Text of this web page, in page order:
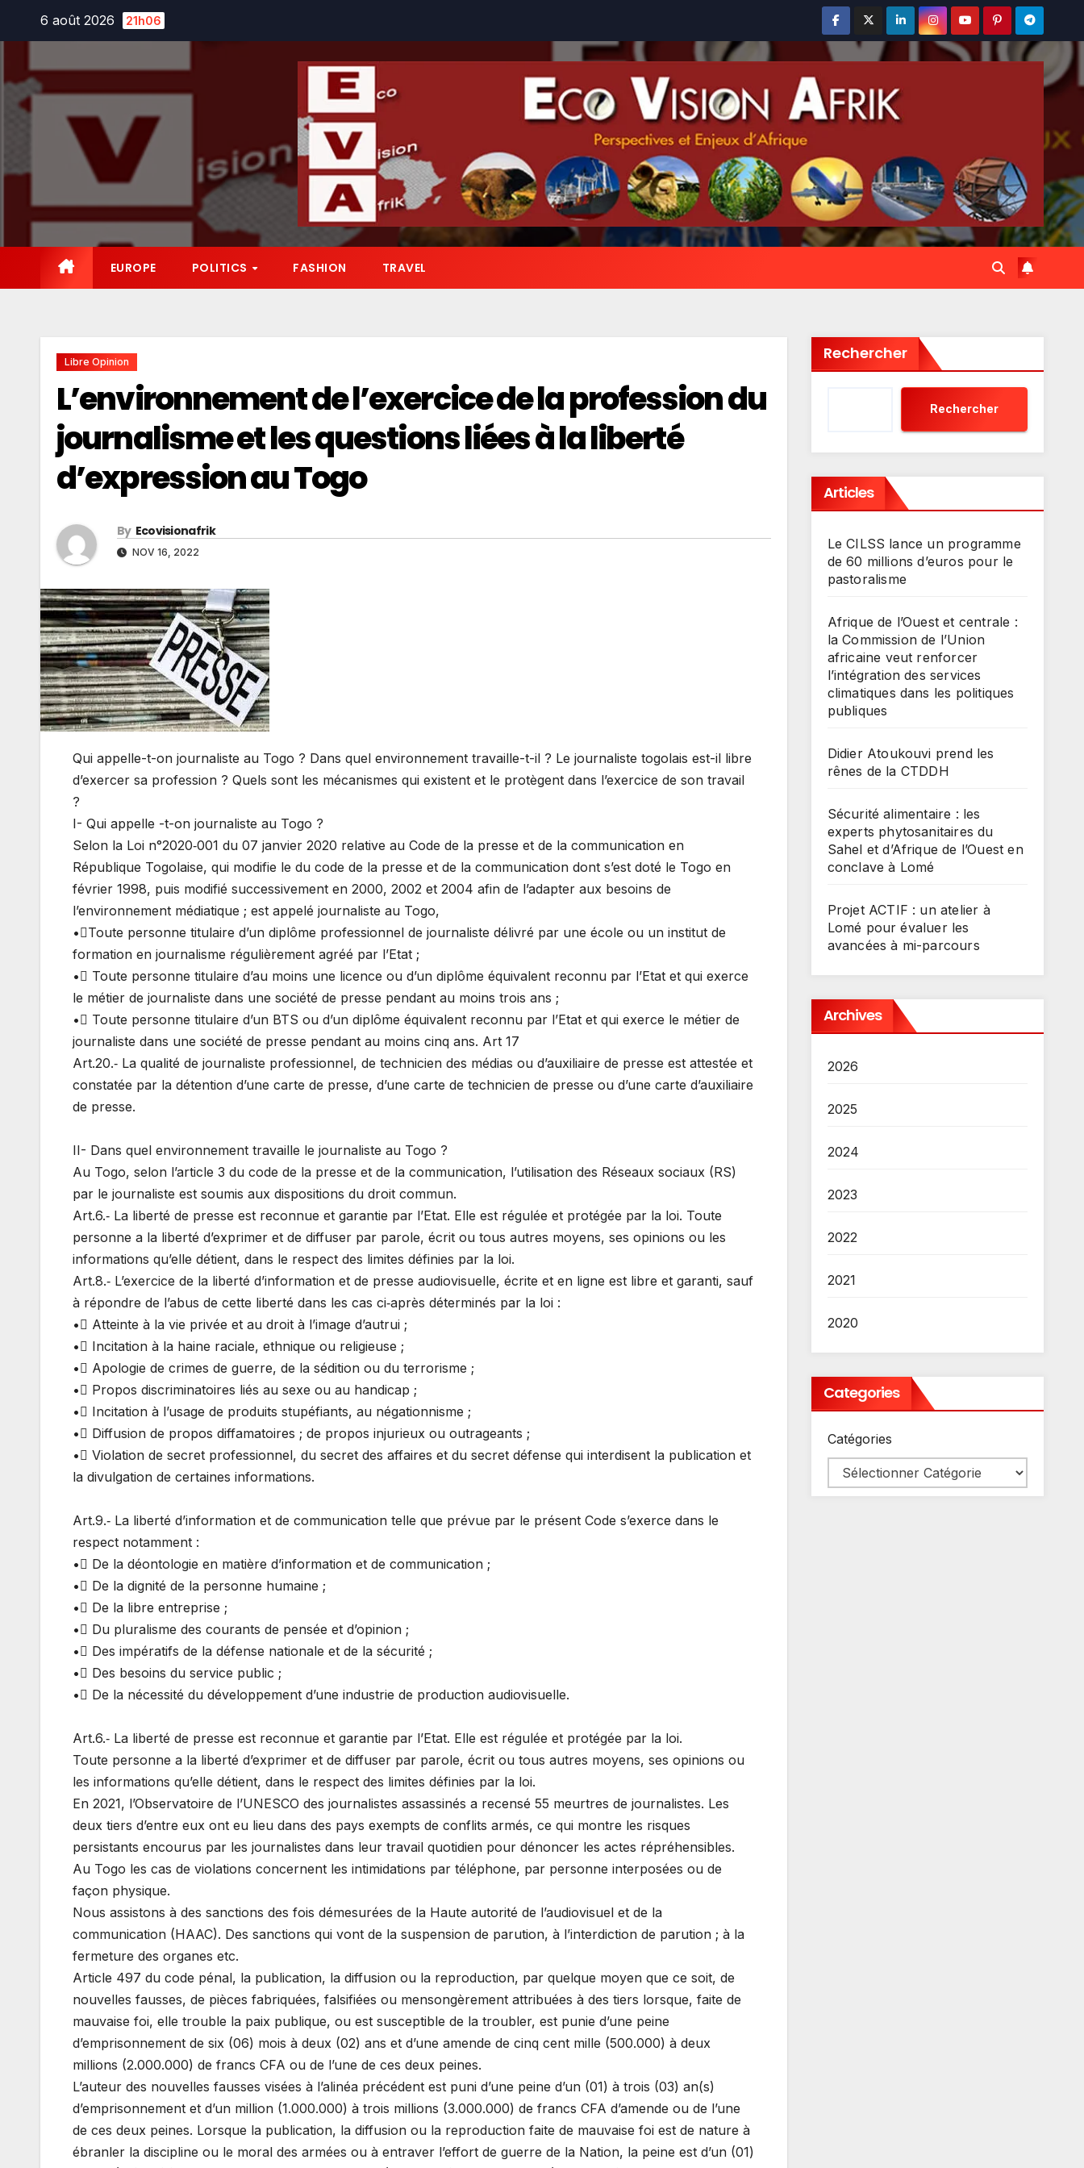
6 août 2026 21h06
EUROPE POLITICS FASHION TRAVEL
Libre Opinion
L’environnement de l’exercice de la profession du
journalisme et les questions liées à la liberté
d’expression au Togo
By Ecovisionafrik
NOV 16, 2022
Qui appelle-t-on journaliste au Togo ? Dans quel environnement travaille-t-il ? Le journaliste togolais est-il libre
d’exercer sa profession ? Quels sont les mécanismes qui existent et le protègent dans l’exercice de son travail
?
I- Qui appelle -t-on journaliste au Togo ?
Selon la Loi n°2020‐001 du 07 janvier 2020 relative au Code de la presse et de la communication en
République Togolaise, qui modifie le du code de la presse et de la communication dont s’est doté le Togo en
février 1998, puis modifié successivement en 2000, 2002 et 2004 afin de l’adapter aux besoins de
l’environnement médiatique ; est appelé journaliste au Togo,
•Toute personne titulaire d’un diplôme professionnel de journaliste délivré par une école ou un institut de
formation en journalisme régulièrement agréé par l’Etat ;
• Toute personne titulaire d’au moins une licence ou d’un diplôme équivalent reconnu par l’Etat et qui exerce
le métier de journaliste dans une société de presse pendant au moins trois ans ;
• Toute personne titulaire d’un BTS ou d’un diplôme équivalent reconnu par l’Etat et qui exerce le métier de
journaliste dans une société de presse pendant au moins cinq ans. Art 17
Art.20.‐ La qualité de journaliste professionnel, de technicien des médias ou d’auxiliaire de presse est attestée et
constatée par la détention d’une carte de presse, d’une carte de technicien de presse ou d’une carte d’auxiliaire
de presse.
II- Dans quel environnement travaille le journaliste au Togo ?
Au Togo, selon l’article 3 du code de la presse et de la communication, l’utilisation des Réseaux sociaux (RS)
par le journaliste est soumis aux dispositions du droit commun.
Art.6.‐ La liberté de presse est reconnue et garantie par l’Etat. Elle est régulée et protégée par la loi. Toute
personne a la liberté d’exprimer et de diffuser par parole, écrit ou tous autres moyens, ses opinions ou les
informations qu’elle détient, dans le respect des limites définies par la loi.
Art.8.‐ L’exercice de la liberté d’information et de presse audiovisuelle, écrite et en ligne est libre et garanti, sauf
à répondre de l’abus de cette liberté dans les cas ci‐après déterminés par la loi :
• Atteinte à la vie privée et au droit à l’image d’autrui ;
• Incitation à la haine raciale, ethnique ou religieuse ;
• Apologie de crimes de guerre, de la sédition ou du terrorisme ;
• Propos discriminatoires liés au sexe ou au handicap ;
• Incitation à l’usage de produits stupéfiants, au négationnisme ;
• Diffusion de propos diffamatoires ; de propos injurieux ou outrageants ;
• Violation de secret professionnel, du secret des affaires et du secret défense qui interdisent la publication et
la divulgation de certaines informations.
Art.9.‐ La liberté d’information et de communication telle que prévue par le présent Code s’exerce dans le
respect notamment :
• De la déontologie en matière d’information et de communication ;
• De la dignité de la personne humaine ;
• De la libre entreprise ;
• Du pluralisme des courants de pensée et d’opinion ;
• Des impératifs de la défense nationale et de la sécurité ;
• Des besoins du service public ;
• De la nécessité du développement d’une industrie de production audiovisuelle.
Art.6.‐ La liberté de presse est reconnue et garantie par l’Etat. Elle est régulée et protégée par la loi.
Toute personne a la liberté d’exprimer et de diffuser par parole, écrit ou tous autres moyens, ses opinions ou
les informations qu’elle détient, dans le respect des limites définies par la loi.
En 2021, l’Observatoire de l’UNESCO des journalistes assassinés a recensé 55 meurtres de journalistes. Les
deux tiers d’entre eux ont eu lieu dans des pays exempts de conflits armés, ce qui montre les risques
persistants encourus par les journalistes dans leur travail quotidien pour dénoncer les actes répréhensibles.
Au Togo les cas de violations concernent les intimidations par téléphone, par personne interposées ou de
façon physique.
Nous assistons à des sanctions des fois démesurées de la Haute autorité de l’audiovisuel et de la
communication (HAAC). Des sanctions qui vont de la suspension de parution, à l’interdiction de parution ; à la
fermeture des organes etc.
Article 497 du code pénal, la publication, la diffusion ou la reproduction, par quelque moyen que ce soit, de
nouvelles fausses, de pièces fabriquées, falsifiées ou mensongèrement attribuées à des tiers lorsque, faite de
mauvaise foi, elle trouble la paix publique, ou est susceptible de la troubler, est punie d’une peine
d’emprisonnement de six (06) mois à deux (02) ans et d’une amende de cinq cent mille (500.000) à deux
millions (2.000.000) de francs CFA ou de l’une de ces deux peines.
L’auteur des nouvelles fausses visées à l’alinéa précédent est puni d’une peine d’un (01) à trois (03) an(s)
d’emprisonnement et d’un million (1.000.000) à trois millions (3.000.000) de francs CFA d’amende ou de l’une
de ces deux peines. Lorsque la publication, la diffusion ou la reproduction faite de mauvaise foi est de nature à
ébranler la discipline ou le moral des armées ou à entraver l’effort de guerre de la Nation, la peine est d’un (01)
Rechercher
Rechercher
Articles
Le CILSS lance un programme
de 60 millions d’euros pour le
pastoralisme
Afrique de l’Ouest et centrale :
la Commission de l’Union
africaine veut renforcer
l’intégration des services
climatiques dans les politiques
publiques
Didier Atoukouvi prend les
rênes de la CTDDH
Sécurité alimentaire : les
experts phytosanitaires du
Sahel et d’Afrique de l’Ouest en
conclave à Lomé
Projet ACTIF : un atelier à
Lomé pour évaluer les
avancées à mi-parcours
Archives
2026
2025
2024
2023
2022
2021
2020
Categories
Catégories